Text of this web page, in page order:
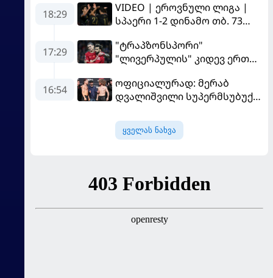
18:29
VIDEO | ეროვნული ლიგა |
სპაერი 1-2 დინამო თბ. 73
დაამთავრა...
17:29
"ტრაპზონსპორი"
"ლივერპულის" კიდევ ერთ
16:54
ოფიციალურად: მერაბ
დვალიშვილი სუპერმსუბუქი
იანს დაუპირისპირდება
ყველას ნახვა